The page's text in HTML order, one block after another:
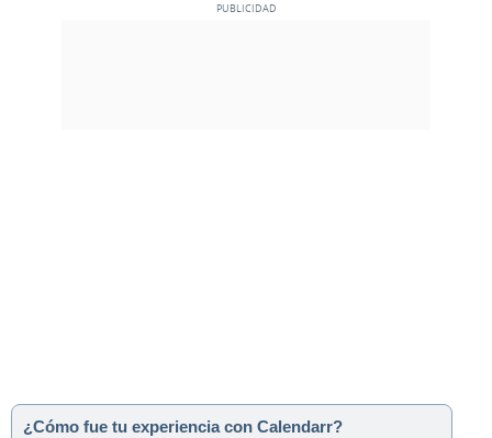
¿Cómo fue tu experiencia con Calendarr?